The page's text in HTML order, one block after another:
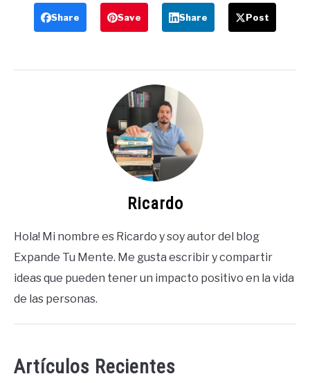
Share Save Share Post
Ricardo
Hola! Mi nombre es Ricardo y soy autor del blog
Expande Tu Mente. Me gusta escribir y compartir
ideas que pueden tener un impacto positivo en la vida
de las personas.
Artículos Recientes